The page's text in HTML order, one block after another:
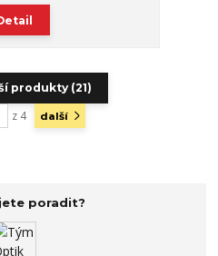
produkty (21)
z 4 další
poradit?